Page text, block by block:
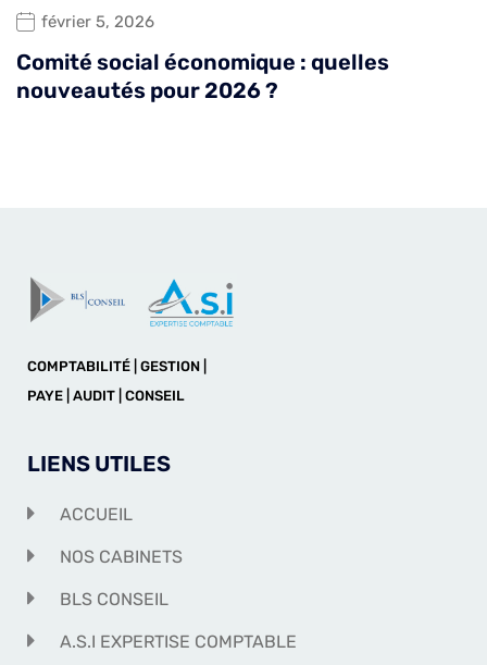
février 5, 2026
Comité social économique : quelles
nouveautés pour 2026 ?
COMPTABILITÉ | GESTION |
PAYE | AUDIT | CONSEIL
LIENS UTILES
ACCUEIL
NOS CABINETS
BLS CONSEIL
A.S.I EXPERTISE COMPTABLE